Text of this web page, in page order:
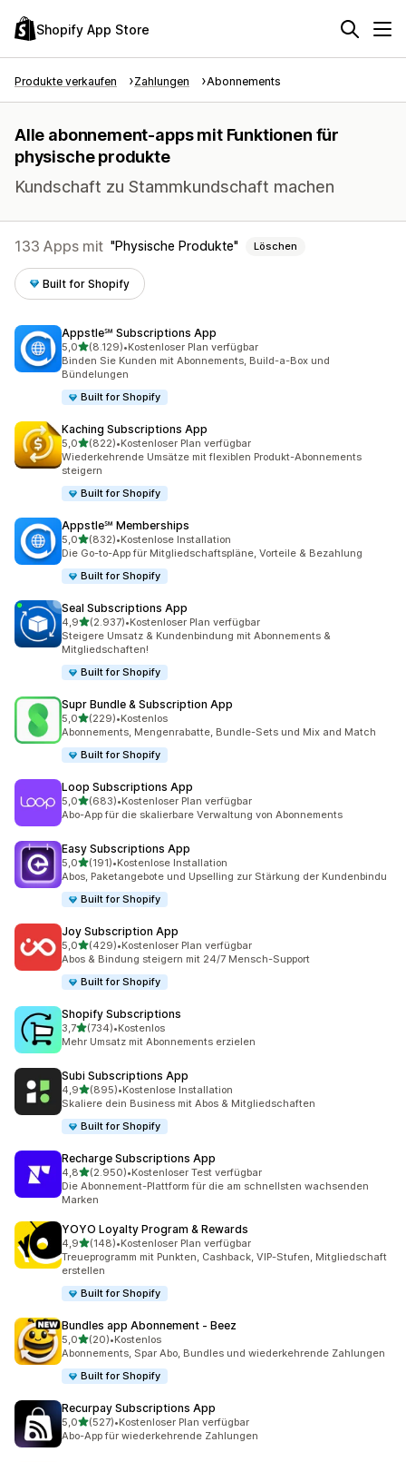
Shopify App Store
Produkte verkaufen Zahlungen Abonnements
Alle abonnement-apps mit Funktionen für
physische produkte
Kundschaft zu Stammkundschaft machen
133 Apps mit Physische Produkte Löschen
Built for Shopify
Appstle℠ Subscriptions App
5,0von 5 Sternen
(8.129)
8129 Rezensionen insgesamt
•Kostenloser Plan verfügbar
Binden Sie Kunden mit Abonnements, Build-a-Box und
Bündelungen
Built for Shopify
Kaching Subscriptions App
5,0von 5 Sternen
(822)
822 Rezensionen insgesamt
•Kostenloser Plan verfügbar
Wiederkehrende Umsätze mit flexiblen Produkt-Abonnements
steigern
Built for Shopify
Appstle℠ Memberships
5,0von 5 Sternen
(832)
832 Rezensionen insgesamt
•Kostenlose Installation
Die Go-to-App für Mitgliedschaftspläne, Vorteile & Bezahlung
Built for Shopify
Seal Subscriptions App
4,9von 5 Sternen
(2.937)
2937 Rezensionen insgesamt
•Kostenloser Plan verfügbar
Steigere Umsatz & Kundenbindung mit Abonnements &
Mitgliedschaften!
Built for Shopify
Supr Bundle & Subscription App
5,0von 5 Sternen
(229)
229 Rezensionen insgesamt
•Kostenlos
Abonnements, Mengenrabatte, Bundle-Sets und Mix and Match
Built for Shopify
Loop Subscriptions App
5,0von 5 Sternen
(683)
683 Rezensionen insgesamt
•Kostenloser Plan verfügbar
Abo-App für die skalierbare Verwaltung von Abonnements
Easy Subscriptions App
5,0von 5 Sternen
(191)
191 Rezensionen insgesamt
•Kostenlose Installation
Abos, Paketangebote und Upselling zur Stärkung der Kundenbindu
Built for Shopify
Joy Subscription App
5,0von 5 Sternen
(429)
429 Rezensionen insgesamt
•Kostenloser Plan verfügbar
Abos & Bindung steigern mit 24/7 Mensch-Support
Built for Shopify
Shopify Subscriptions
3,7von 5 Sternen
(734)
734 Rezensionen insgesamt
•Kostenlos
Mehr Umsatz mit Abonnements erzielen
Subi Subscriptions App
4,9von 5 Sternen
(895)
895 Rezensionen insgesamt
•Kostenlose Installation
Skaliere dein Business mit Abos & Mitgliedschaften
Built for Shopify
Recharge Subscriptions App
4,8von 5 Sternen
(2.950)
2950 Rezensionen insgesamt
•Kostenloser Test verfügbar
Die Abonnement-Plattform für die am schnellsten wachsenden
Marken
YOYO Loyalty Program & Rewards
4,9von 5 Sternen
(148)
148 Rezensionen insgesamt
•Kostenloser Plan verfügbar
Treueprogramm mit Punkten, Cashback, VIP-Stufen, Mitgliedschaft
erstellen
Built for Shopify
Bundles app Abonnement ‑ Beez
5,0von 5 Sternen
(20)
20 Rezensionen insgesamt
•Kostenlos
Abonnements, Spar Abo, Bundles und wiederkehrende Zahlungen
Built for Shopify
Recurpay Subscriptions App
5,0von 5 Sternen
(527)
527 Rezensionen insgesamt
•Kostenloser Plan verfügbar
Abo-App für wiederkehrende Zahlungen